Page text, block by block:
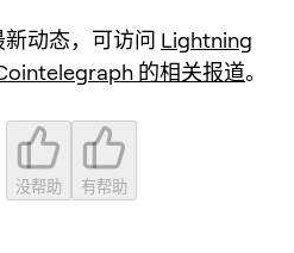
动态，可访问 Lightning
的相关报道。
没帮助 有帮助